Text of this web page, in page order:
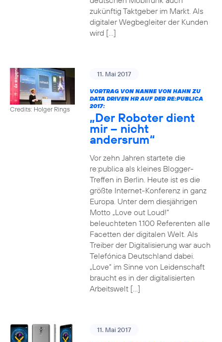
zukünftig Taktgeber im Markt. Als
digitaler Wegbegleiter der Kunden
wird […]
Credits: Holger Rings
11. Mai 2017
VORTRAG VON NANNE VON HAHN ZU
DATA DRIVEN HR AUF DER RE:PUBLICA
2017:
„Der Roboter dient
mir – nicht
andersrum“
Vor zehn Jahren startete die
re:publica als kleines Blogger-
Treffen in Berlin. Heute ist es die
größte Internet-Konferenz in ganz
Europa. Unter dem diesjährigen
Motto „Love out Loud!“
beleuchteten 1.100 Referenten alle
Facetten der digitalen Welt. Als
Treiber der Digitalisierung war auch
Telefónica Deutschland dabei.
„Love“ im Sinne von Leidenschaft
braucht es in der digitalisierten
Arbeitswelt […]
11. Mai 2017